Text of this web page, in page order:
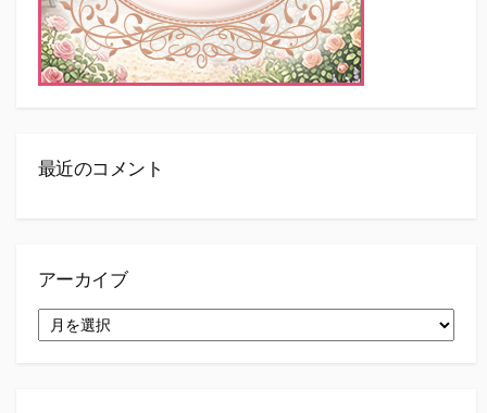
最近のコメント
アーカイブ
ー